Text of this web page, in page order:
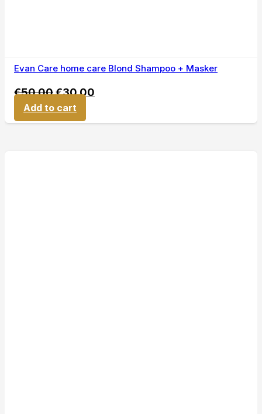
Evan Care home care Blond Shampoo + Masker
€50,00€30,00
Add to cart